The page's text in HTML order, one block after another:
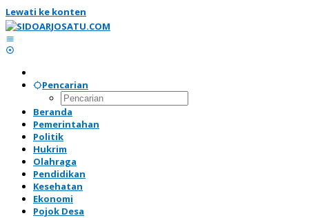
Lewati ke konten
Pencarian
Beranda
Pemerintahan
Politik
Hukrim
Olahraga
Pendidikan
Kesehatan
Ekonomi
Pojok Desa